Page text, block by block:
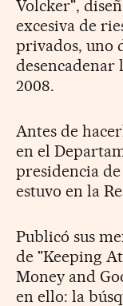
Volcker",
excesiva de
privados, uno
desencadenar
2008.
Antes de
en el
presidencia
estuvo en la
Publicó sus
de "Keeping
Money and
en ello: la